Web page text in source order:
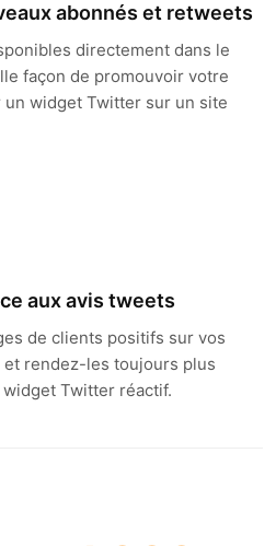
abonnés et retweets
directement dans le
façon de promouvoir votre
widget Twitter sur un site
aux avis tweets
de clients positifs sur vos
rendez-les toujours plus
Twitter réactif.